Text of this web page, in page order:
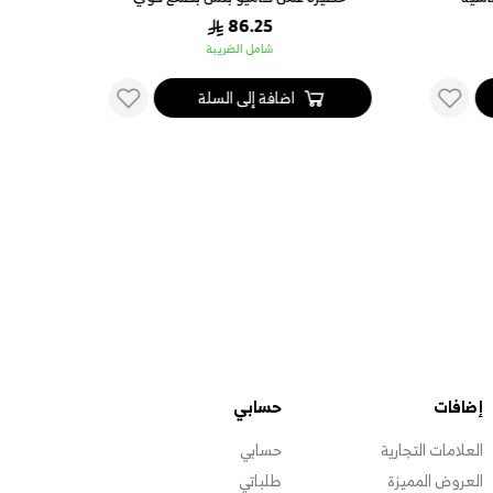
86.25
شامل الضريبة
اضافة إلى السلة
إضافات
العلامات التجارية
العروض المميزة
حسابي
حسابي
طلباتي